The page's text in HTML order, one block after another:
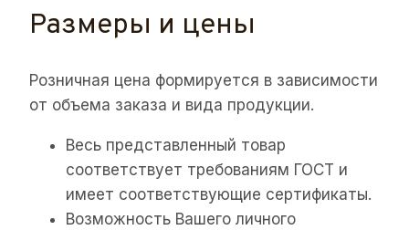
Размеры и цены
Розничная цена формируется в зависимости
от объема заказа и вида продукции.
Весь представленный товар
соответствует требованиям ГОСТ и
имеет соответствующие сертификаты.
Возможность Вашего личного